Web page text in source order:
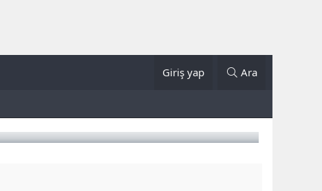
Giriş yap Ara